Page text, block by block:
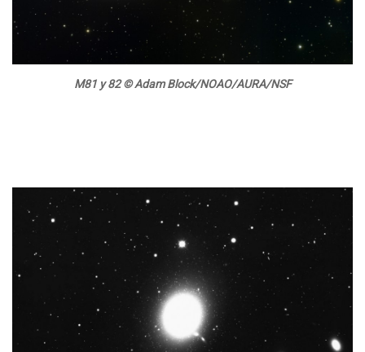
M81 y 82 © Adam Block/NOAO/AURA/NSF